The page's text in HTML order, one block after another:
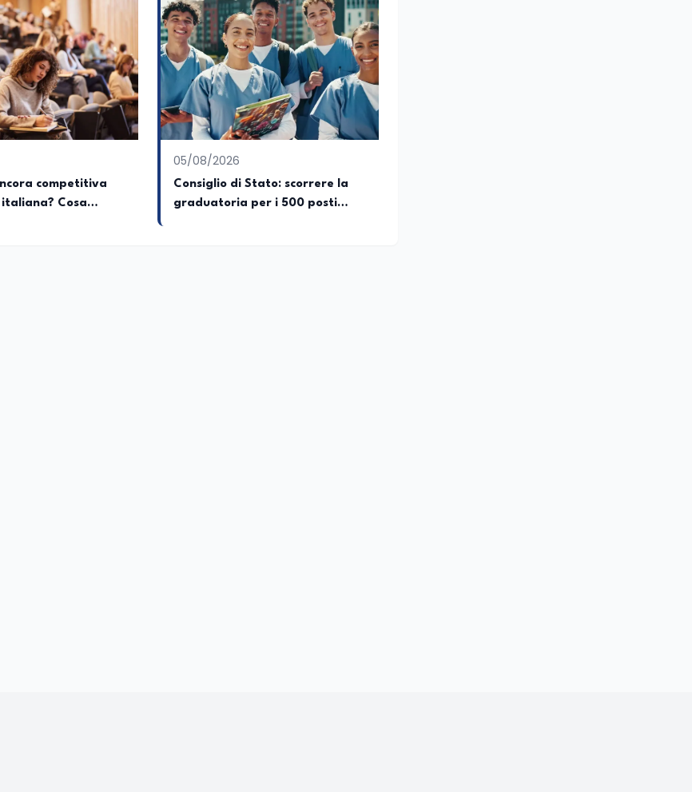
all’export del Made in Italy e al contrasto dell’Italian sounding,
all’estero. Appassionato di storia, di sociologia e di costume,
i cambiamenti della società italiana e internazionale
hanno accompagnato negli anni lo sviluppo e la crescita sociale
un ipotetico altrove.
competitiva
Cosa
05/08/2026
Consiglio di Stato: scorrere la
graduatoria per i 500 posti